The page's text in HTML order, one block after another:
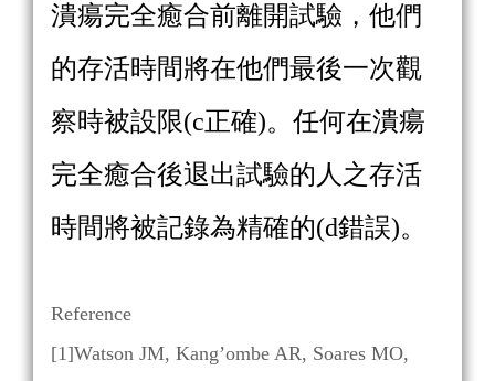
潰瘍完全癒合前離開試驗，他們
的存活時間將在他們最後一次觀
察時被設限(c正確)。任何在潰瘍
完全癒合後退出試驗的人之存活
時間將被記錄為精確的(d錯誤)。
Reference
[1]Watson JM, Kang’ombe AR, Soares MO,